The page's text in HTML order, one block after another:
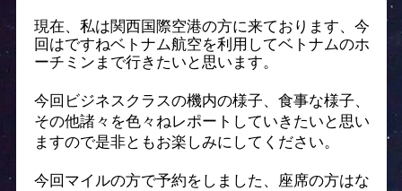
現在、私は関西国際空港の方に来ております、今
回はですねベトナム航空を利用してベトナムのホ
ーチミンまで行きたいと思います。
今回ビジネスクラスの機内の様子、食事な様子、
その他諸々を色々ねレポートしていきたいと思い
ますので是非ともお楽しみにしてください。
今回マイルの方で予約をしました、座席の方はな